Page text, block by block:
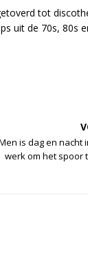
tot
uit de 70s, 80s
is dag en nacht
werk om het spoor